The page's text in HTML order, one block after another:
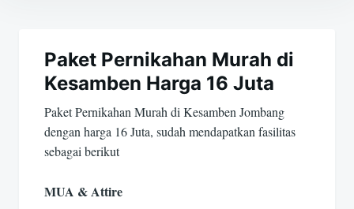
posPaket Pernikahan Murah di
Kesamben Harga 16 Juta
Paket Pernikahan Murah di Kesamben Jombang
dengan harga 16 Juta, sudah mendapatkan fasilitas
sebagai berikut
MUA & Attire